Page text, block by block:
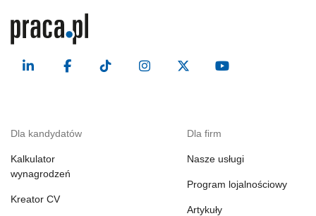
Dla kandydatów
Kalkulator
wynagrodzeń
Kreator CV
Dla firm
Nasze usługi
Program lojalnościowy
Artykuły